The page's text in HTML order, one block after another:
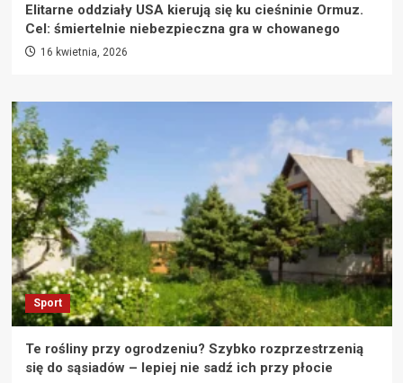
Elitarne oddziały USA kierują się ku cieśninie Ormuz.
Cel: śmiertelnie niebezpieczna gra w chowanego
16 kwietnia, 2026
Sport
Te rośliny przy ogrodzeniu? Szybko rozprzestrzenią
się do sąsiadów – lepiej nie sadź ich przy płocie